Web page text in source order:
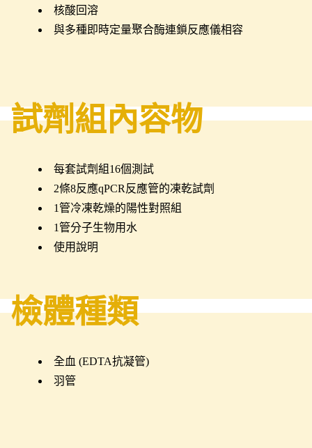
核酸回溶
與多種即時定量聚合酶連鎖反應儀相容
試劑組內容物
每套試劑組16個測試
2條8反應qPCR反應管的凍乾試劑
1管冷凍乾燥的陽性對照組
1管分子生物用水
使用說明
檢體種類
全血 (EDTA抗凝管)
羽管